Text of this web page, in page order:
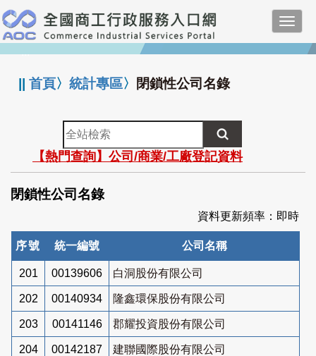
跳
到
主
要
:::
||首頁〉統計專區〉 閉鎖性公司名錄
全
站
檢
索
【熱門查詢】公司/商業/工廠登記資料
閉鎖性公司名錄
資料更新頻率：即時
序號 統一編號 公司名稱
201 00139606 白洞股份有限公司
202 00140934 隆鑫環保股份有限公司
203 00141146 郡耀投資股份有限公司
204 00142187 建聯國際股份有限公司